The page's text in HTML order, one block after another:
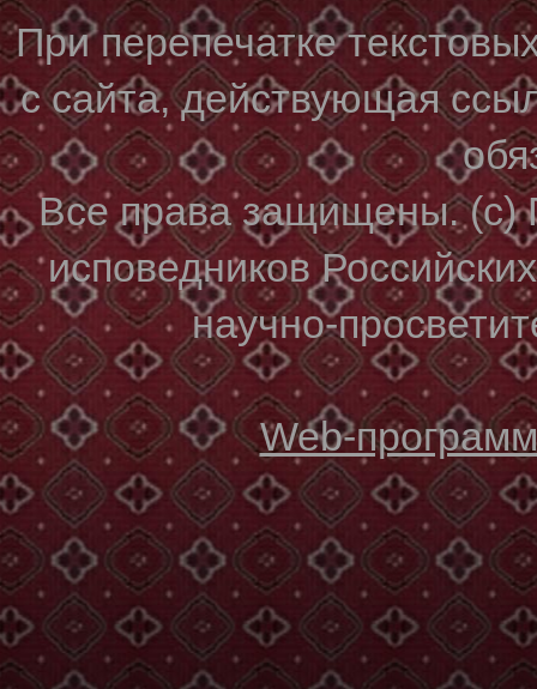
При перепечатке
с сайта, действующая
Все права защищены. (с)
исповедников
научно-
Web-